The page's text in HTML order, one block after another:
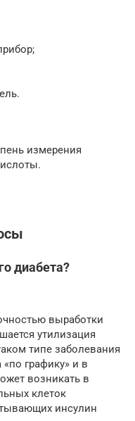
измерения
диабета?
выработки
утилизация
типе заболевания
графику» и в
возникать в
клеток
инсулин